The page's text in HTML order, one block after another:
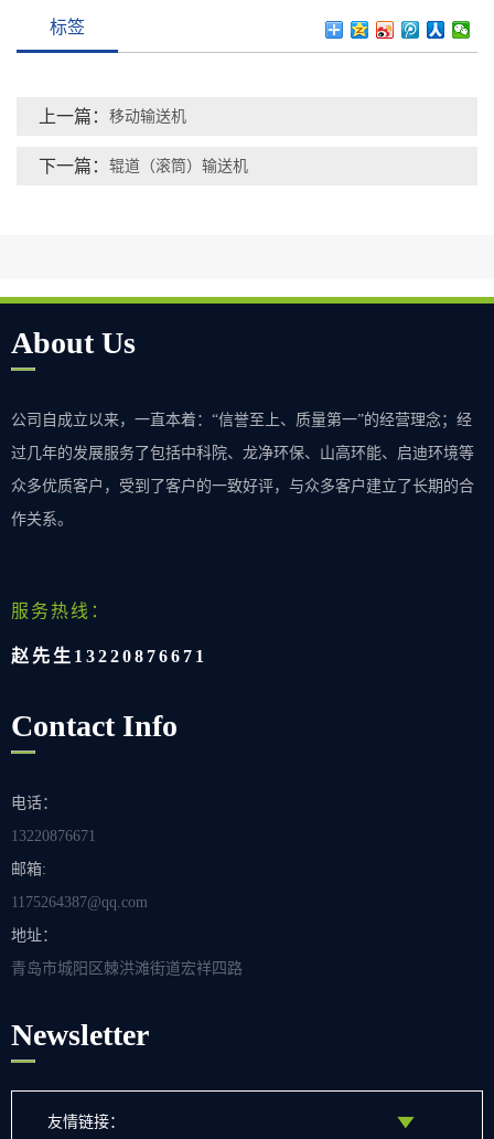
标签
上一篇： 移动输送机
下一篇： 辊道（滚筒）输送机
About Us
公司自成立以来，一直本着：“信誉至上、质量第一”的经营理念；经
过几年的发展服务了包括中科院、龙净环保、山高环能、启迪环境等
众多优质客户，受到了客户的一致好评，与众多客户建立了长期的合
作关系。
服务热线：
赵先生13220876671
Contact Info
电话：
13220876671
邮箱:
1175264387@qq.com
地址：
青岛市城阳区棘洪滩街道宏祥四路
Newsletter
友情链接：